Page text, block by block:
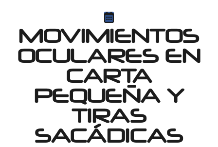
MOVIMIENTOS
OCULARES EN
CARTA
PEQUEÑA Y
TIRAS
SACÁDICAS